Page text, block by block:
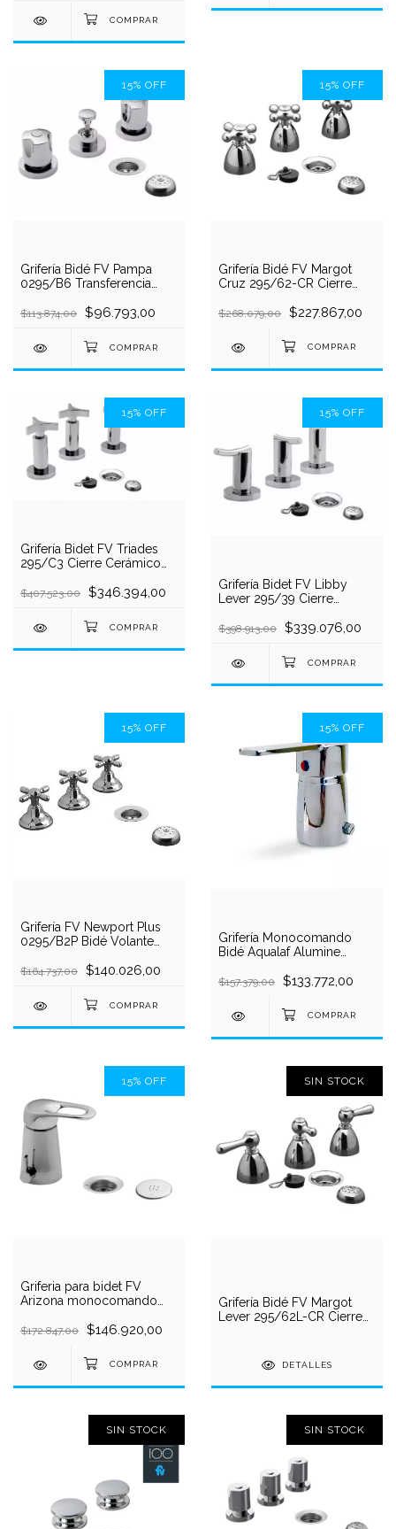
15% OFF
Grifería Bidé FV Pampa
0295/B6 Transferencia
$113.874,00 $96.793,00
15% OFF
Grifería Bidé FV Margot
Cruz 295/62-CR Cierre
$268.079,00 $227.867,00
15% OFF
Grifería Bidet FV Triades
295/C3 Cierre Cerámico
Cromada
$407.523,00 $346.394,00
15% OFF
Grifería Bidet FV Libby
Lever 295/39 Cierre
Transferencia Cromada
$398.913,00 $339.076,00
15% OFF
Grifería FV Newport Plus
0295/B2P Bidé Volante
vastago
$164.737,00 $140.026,00
15% OFF
Grifería Monocomando
Bidé Aqualaf Alumine
Fijación
$157.379,00 $133.772,00
15% OFF
Griferia para bidet FV
Arizona monocomando
$172.847,00 $146.920,00
SIN STOCK
Grifería Bidé FV Margot
Lever 295/62L-CR Cierre
DETALLES
SIN STOCK SIN STOCK